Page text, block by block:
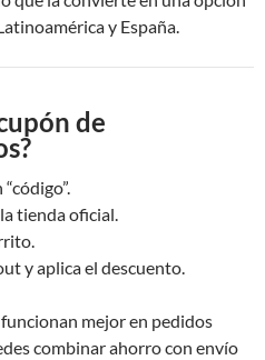
y España.
de
tienda oficial.
y aplica el descuento.
mejor en pedidos
combinar ahorro con envío